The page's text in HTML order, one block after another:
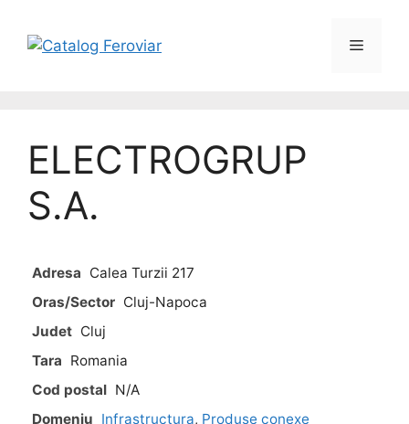
ELECTROGRUP
S.A.
Adresa Calea Turzii 217
Oras/Sector Cluj-Napoca
Judet Cluj
Tara Romania
Cod postal N/A
Domeniu Infrastructura, Produse conexe